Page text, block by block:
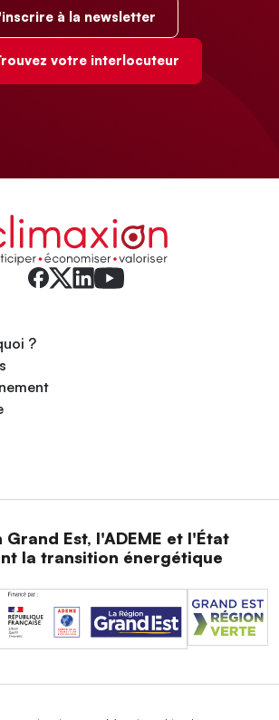
à la newsletter
votre interlocuteur
?
Grand Est, l'ADEME et l'État
la transition énergétique